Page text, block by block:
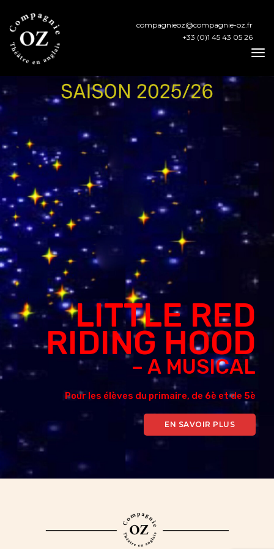
compagnieoz@compagnie-oz.fr
+33 (0)1 45 43 05 26
LITTLE RED
RIDING HOOD
– A MUSICAL
Pour les élèves du primaire, de 6è et de 5è
EN SAVOIR PLUS